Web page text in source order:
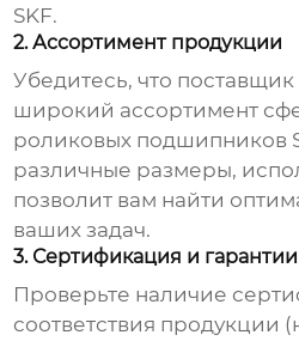
SKF.
2. Ассортимент продукции
Убедитесь, что поставщик
широкий ассортимент
роликовых подшипников
различные размеры,
позволит вам найти
ваших задач.
3. Сертификация и гарантии
Проверьте наличие
соответствия продукции